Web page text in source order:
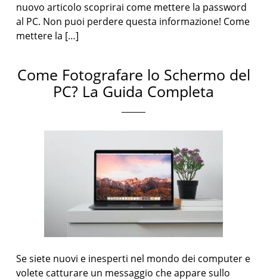
nuovo articolo scoprirai come mettere la password
al PC. Non puoi perdere questa informazione! Come
mettere la […]
Come Fotografare lo Schermo del
PC? La Guida Completa
Se siete nuovi e inesperti nel mondo dei computer e
volete catturare un messaggio che appare sullo